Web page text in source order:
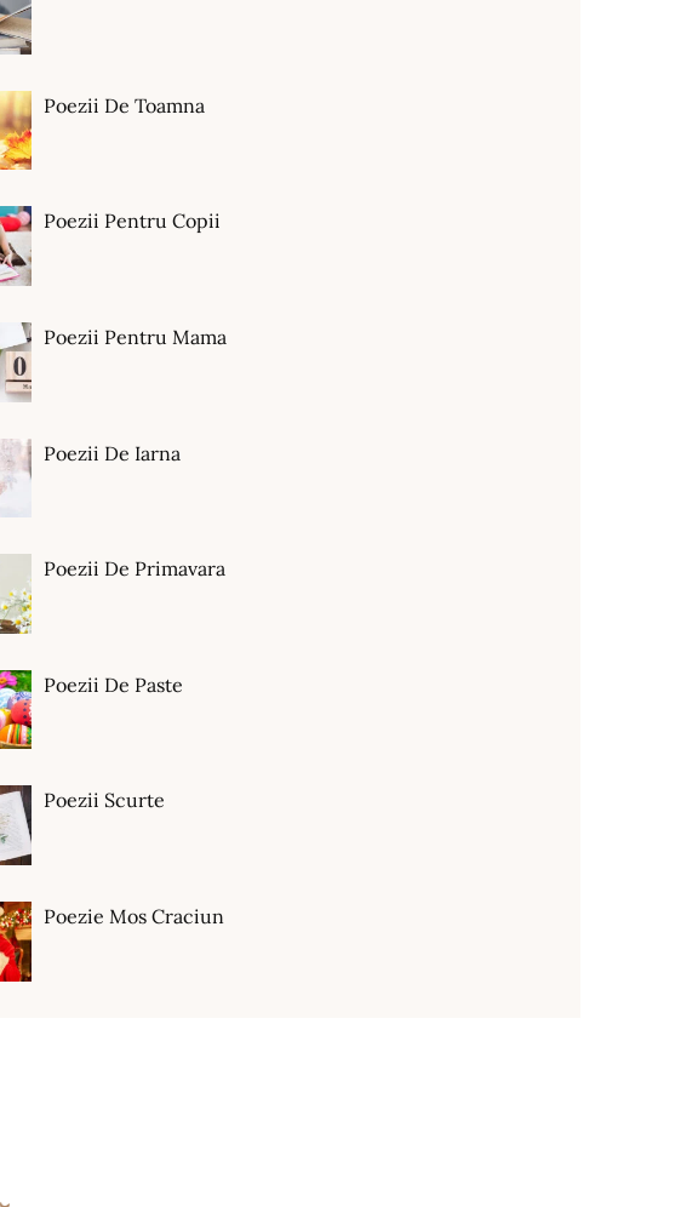
Poezii De Toamna
Poezii Pentru Copii
Poezii Pentru Mama
Poezii De Iarna
Poezii De Primavara
Poezii De Paste
Poezii Scurte
Poezie Mos Craciun